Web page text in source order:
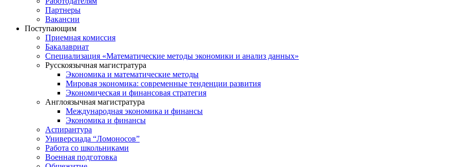
Партнеры
Вакансии
Поступающим
Приемная комиссия
Бакалавриат
Специализация «Математические методы экономики и анализ данных»
Русскоязычная магистратура
Экономика и математические методы
Мировая экономика: современные тенденции развития
Экономическая и финансовая стратегия
Англоязычная магистратура
Международная экономика и финансы
Экономика и финансы
Аспирантура
Универсиада “Ломоносов”
Работа со школьниками
Военная подготовка